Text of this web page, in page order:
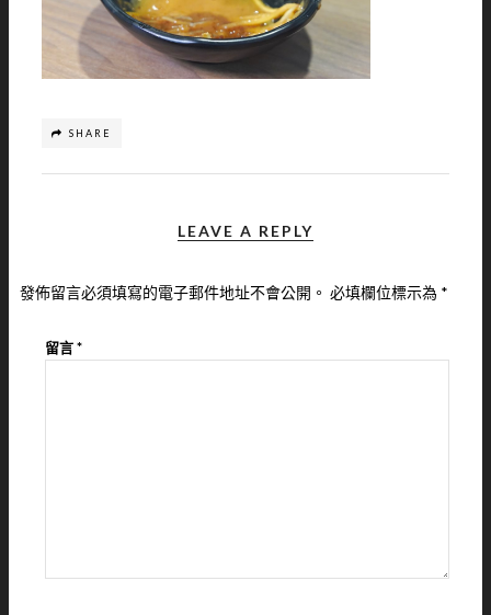
SHARE
LEAVE A REPLY
發佈留言必須填寫的電子郵件地址不會公開。 必填欄位標示為 *
留言*